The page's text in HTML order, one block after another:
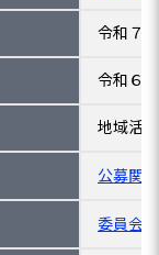
令和７
令和６
地域活
公募関
委員会